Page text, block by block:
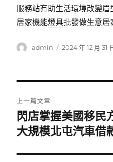
服務站有助生活環境改變
居家機能燈具批發做生意居
作
admin
發
2024 年 12 月 31
章
導
覽
上一篇文章
上
一
文
閃店掌握美國移民
大規模北屯汽車借